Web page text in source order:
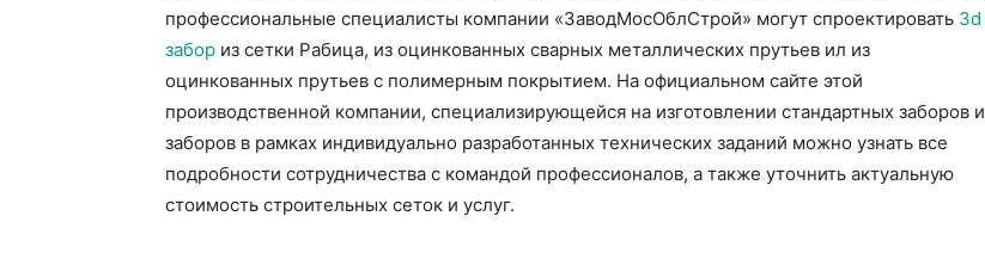
профессиональные специалисты компании «ЗаводМосОблСтрой» могут спроектировать 3d
забор из сетки Рабица, из оцинкованных сварных металлических прутьев ил из
оцинкованных прутьев с полимерным покрытием. На официальном сайте этой
производственной компании, специализирующейся на изготовлении стандартных заборов и
заборов в рамках индивидуально разработанных технических заданий можно узнать все
подробности сотрудничества с командой профессионалов, а также уточнить актуальную
стоимость строительных сеток и услуг.